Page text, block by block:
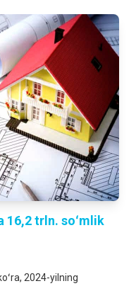
16,2 trln. soʻmlik
2024-yilning